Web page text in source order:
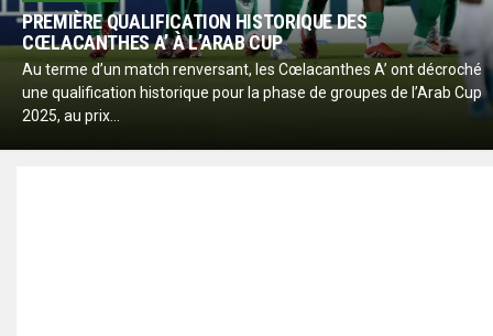
PREMIÈRE QUALIFICATION HISTORIQUE DES
CŒLACANTHES A’ À L’ARAB CUP
Au terme d’un match renversant, les Cœlacanthes A’ ont décroché
une qualification historique pour la phase de groupes de l’Arab Cup
2025, au prix...